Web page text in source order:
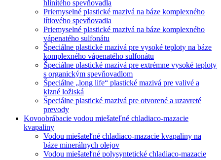
hlinitého spevňovadla
Priemyselné plastické mazivá na báze komplexného
lítiového spevňovadla
Priemyselné plastické mazivá na báze komplexného
vápenatého sulfonátu
Špeciálne plastické mazivá pre vysoké teploty na báze
komplexného vápenatého sulfonátu
Špeciálne plastické mazivá pre extrémne vysoké teploty
s organickým spevňovadlom
Špeciálne „long life“ plastické mazivá pre valivé a
klzné ložiská
Špeciálne plastické mazivá pre otvorené a uzavreté
prevody
Kovoobrábacie vodou miešateľné chladiaco-mazacie
kvapaliny
Vodou miešateľné chladiaco-mazacie kvapaliny na
báze minerálnych olejov
Vodou miešateľné polysyntetické chladiaco-mazacie